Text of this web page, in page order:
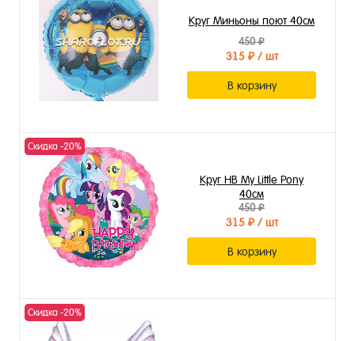
Круг Миньоны поют 40см
450 ₽
315 ₽/ шт
В корзину
Скидка -20%
Круг HB My Little Pony
40см
450 ₽
315 ₽/ шт
В корзину
Скидка -20%